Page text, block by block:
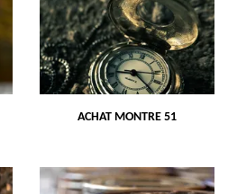
ACHAT MONTRE 51